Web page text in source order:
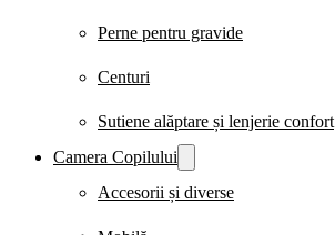
Perne pentru gravide
Centuri
Sutiene alăptare și lenjerie confort
Camera Copilului
Accesorii și diverse